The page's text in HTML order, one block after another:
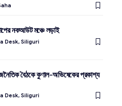
নকআউট মঞ্চে লড়াই
Desk, Siliguri
বৈঠকে কুণাল-অভিষেকের প্রকাশ্য
Desk, Siliguri